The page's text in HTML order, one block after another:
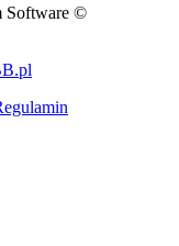
Software ©